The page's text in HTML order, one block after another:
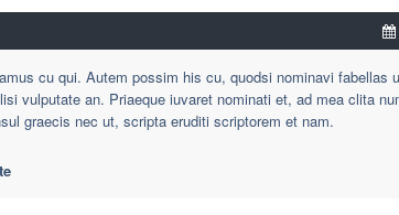
cu qui. Autem possim his cu, quodsi nominavi fabellas
vulputate an. Priaeque iuvaret nominati et, ad mea clita
graecis nec ut, scripta eruditi scriptorem et nam.